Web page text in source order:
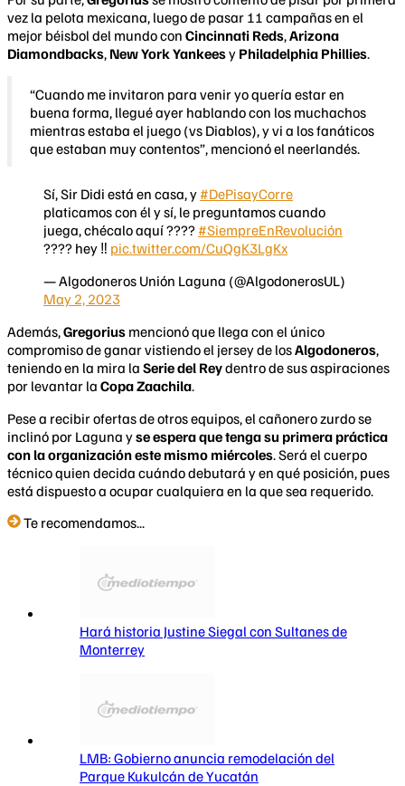
vez la pelota mexicana, luego de pasar 11 campañas en el
mejor béisbol del mundo con Cincinnati Reds,Arizona
Diamondbacks, New York Yankeesy Philadelphia Phillies.
“Cuando me invitaron para venir yo quería estar en
buena forma, llegué ayer hablando con los muchachos
mientras estaba el juego (vs Diablos), y vi a los fanáticos
que estaban muy contentos”, mencionó el neerlandés.
Sí, Sir Didi está en casa, y #DePisayCorre
platicamos con él y sí, le preguntamos cuando
juega, chécalo aquí ???? #SiempreEnRevolución
???? hey ‼️ pic.twitter.com/CuQgK3LgKx
— Algodoneros Unión Laguna (@AlgodonerosUL)
May 2, 2023
Además,Gregorius mencionó que llega con el único
compromiso de ganar vistiendo el jersey de losAlgodoneros,
teniendo en la mira la Serie del Reydentro de sus aspiraciones
por levantar la Copa Zaachila.
Pese a recibir ofertas de otros equipos, el cañonero zurdo se
inclinó por Laguna yse espera que tenga su primera práctica
con la organización este mismo miércoles. Será el cuerpo
técnico quien decida cuándo debutará y en qué posición, pues
está dispuesto a ocupar cualquiera en la que sea requerido.
Te recomendamos...
Hará historia Justine Siegal con Sultanes de
Monterrey
LMB: Gobierno anuncia remodelación del
Parque Kukulcán de Yucatán